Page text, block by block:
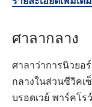
ศาลากลาง
ศาลาว่าการนิวยอ
กลางในส่วนซีวิคเ
บรอดเวย์ พาร์คโ